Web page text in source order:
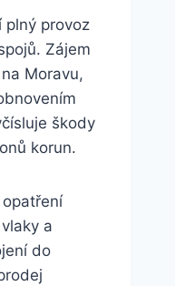
plný provoz
Zájem
Moravu,
škody
korun.
a
do